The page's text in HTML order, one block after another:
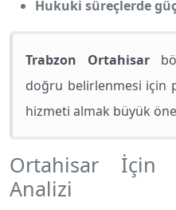
Hukuki süreçlerde
Trabzon Ortahisar
doğru belirlenmesi için
hizmeti almak büyük
Ortahisar İçin
Analizi